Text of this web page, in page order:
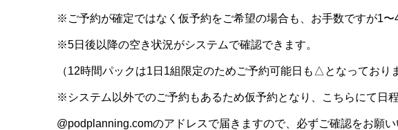
※ご予約が確定ではなく仮予約をご希望の場合も、お手数ですが1〜
※5日後以降の空き状況がシステムで確認できます。
（12時間パックは1日1組限定のためご予約可能日も△となっており
※システム以外でのご予約もあるため仮予約となり、こちらにて日
@podplanning.comのアドレスで届きますので、必ずご確認をお願い